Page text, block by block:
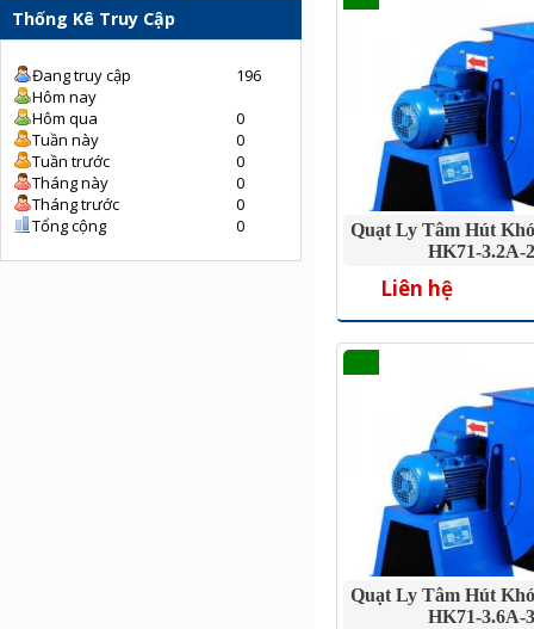
Thống Kê Truy Cập
Đang truy cập
196
Hôm nay
Hôm qua
0
Tuần này
0
Tuần trước
0
Tháng này
0
Tháng trước
0
Tổng cộng
0
Quạt Ly Tâm Hút
HK71-3.2A-
Liên hệ
Quạt Ly Tâm Hút
HK71-3.6A-